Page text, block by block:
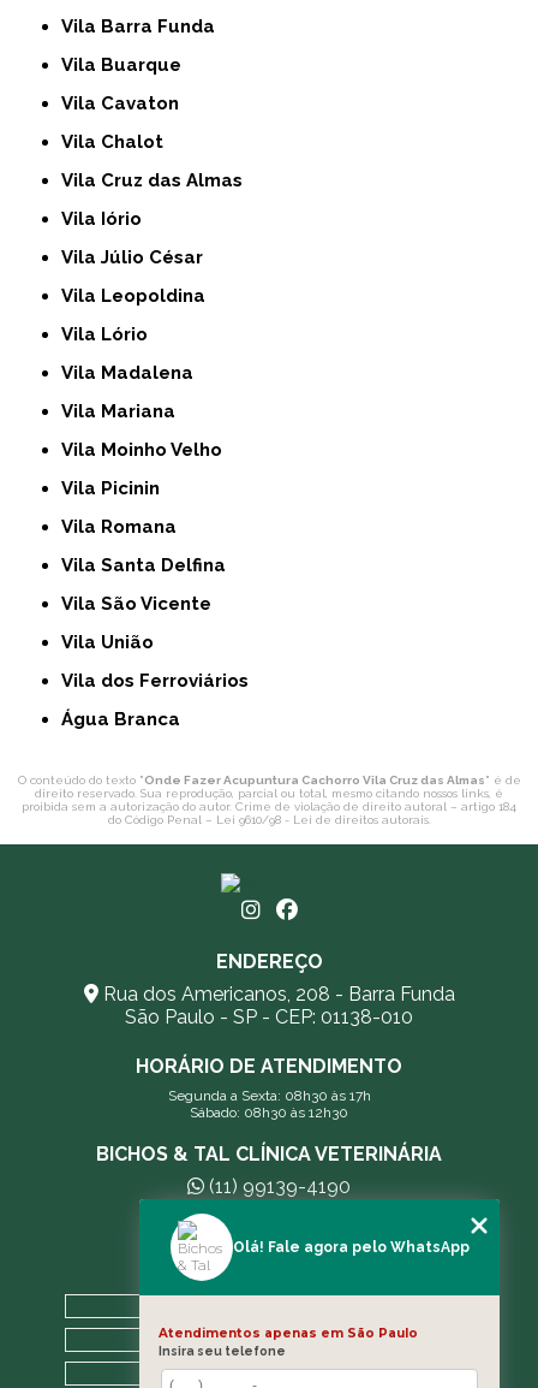
Vila Barra Funda
Vila Buarque
Vila Cavaton
Vila Chalot
Vila Cruz das Almas
Vila Iório
Vila Júlio César
Vila Leopoldina
Vila Lório
Vila Madalena
Vila Mariana
Vila Moinho Velho
Vila Picinin
Vila Romana
Vila Santa Delfina
Vila São Vicente
Vila União
Vila dos Ferroviários
Água Branca
O conteúdo do texto "Onde Fazer Acupuntura Cachorro Vila Cruz das Almas" é de
direito reservado. Sua reprodução, parcial ou total, mesmo citando nossos links, é
proibida sem a autorização do autor. Crime de violação de direito autoral – artigo 184
do Código Penal – Lei 9610/98 - Lei de direitos autorais.
ENDEREÇO
Rua dos Americanos, 208 - Barra Funda
São Paulo - SP - CEP: 01138-010
HORÁRIO DE ATENDIMENTO
Segunda a Sexta: 08h30 às 17h
Sábado: 08h30 às 12h30
BICHOS & TAL CLÍNICA VETERINÁRIA
(11) 99139-4190
andreleecitti5@gmail.com
A CLÍNICA
BLOG
Olá! Fale agora pelo WhatsApp
Atendimentos apenas em São Paulo
Insira seu telefone